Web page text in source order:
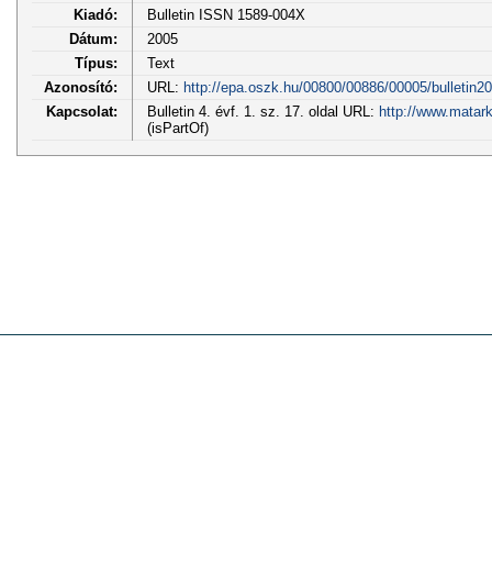
Kiadó:
Bulletin ISSN 1589-004X
Dátum:
2005
Típus:
Text
Azonosító:
URL: http://epa.oszk.hu/00800/00886/00005/
Kapcsolat:
Bulletin 4. évf. 1. sz. 17. oldal URL: http://
(isPartOf)